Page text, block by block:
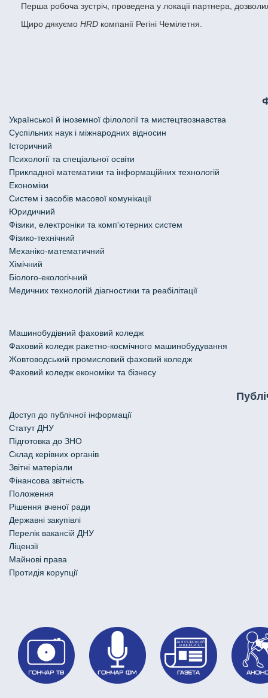
Перша робоча зустріч, проведена у локації партнера,
Щиро дякуємо HRDкомпанії Регіні Чемілетня.
Української й іноземної філології та мистецтвознавства
Cуспільних наук і міжнародних відносин
Історичний
Психології та спеціальної освіти
Прикладної математики та інформаційних технологій
Економіки
Систем і засобів масової комунікації
Юридичний
Фізики, електроніки та комп'ютерних систем
Фізико-технічний
Механіко-математичний
Хімічний
Біолого-екологічний
Медичних технологій діагностики та реабілітації
Машинобудівний фаховий коледж
Фаховий коледж ракетно-космічного машинобудування
Жовтоводський промисловий фаховий коледж
Фаховий коледж економіки та бізнесу
Доступ до публічної інформації
Статут ДНУ
Підготовка до ЗНО
Склад керівних органів
Звітні матеріали
Фінансова звітність
Положення
Рішення вченої ради
Державні закупівлі
Перелік вакансій ДНУ
Ліцензії
Майнові права
Протидія корупції